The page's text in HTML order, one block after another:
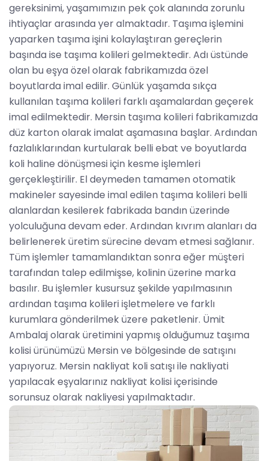
gereksinimi, yaşamımızın pek çok alanında zorunlu
ihtiyaçlar arasında yer almaktadır. Taşıma işlemini
yaparken taşıma işini kolaylaştıran gereçlerin
başında ise taşıma kolileri gelmektedir. Adı üstünde
olan bu eşya özel olarak fabrikamızda özel
boyutlarda imal edilir. Günlük yaşamda sıkça
kullanılan taşıma kolileri farklı aşamalardan geçerek
imal edilmektedir. Mersin taşıma kolileri fabrikamızda
düz karton olarak imalat aşamasına başlar. Ardından
fazlalıklarından kurtularak belli ebat ve boyutlarda
koli haline dönüşmesi için kesme işlemleri
gerçekleştirilir. El deymeden tamamen otomatik
makineler sayesinde imal edilen taşıma kolileri belli
alanlardan kesilerek fabrikada bandın üzerinde
yolculuğuna devam eder. Ardından kıvrım alanları da
belirlenerek üretim sürecine devam etmesi sağlanır.
Tüm işlemler tamamlandıktan sonra eğer müşteri
tarafından talep edilmişse, kolinin üzerine marka
basılır. Bu işlemler kusursuz şekilde yapılmasının
ardından taşıma kolileri işletmelere ve farklı
kurumlara gönderilmek üzere paketlenir. Ümit
Ambalaj olarak üretimini yapmış olduğumuz taşıma
kolisi ürünümüzü Mersin ve bölgesinde de satışını
yapıyoruz. Mersin nakliyat koli satışı ile nakliyati
yapılacak eşyalarınız nakliyat kolisi içerisinde
sorunsuz olarak nakliyesi yapılmaktadır.